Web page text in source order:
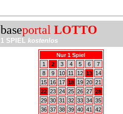
baseportal LOTTO
1 SPIEL kostenlos
Nur 1 Spiel
1
2 3 4 5 6
7
8
9 10 11 12 13
14
15
16 17 18 19 20 21
22 23 24 25 26 27 28
29 30 31 32 33 34 35
36 37 38 39 40 41
42